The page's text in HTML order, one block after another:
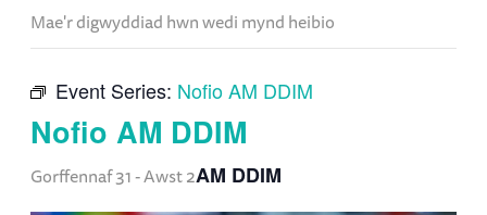
Mae'r digwyddiad hwn wedi mynd heibio
Event Series: Nofio AM DDIM
Nofio AM DDIM
Gorffennaf 31-Awst 2AM DDIM